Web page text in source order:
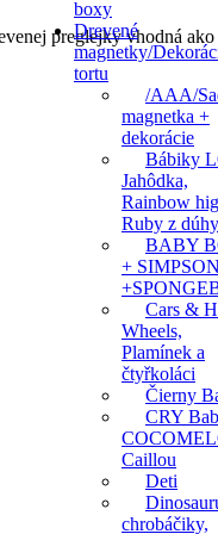
boxy
Drevené
magnetky/
tortu
/AAA/
magnetka +
dekorácie
Bábiky
Jahôdka,
Rainbow
Ruby z dúhy
BABY
+ SIMPSON
Cars &
Wheels,
Plamínek a
čtyřkoláci
Čierny
CRY
Caillou
Deti
chrobáčiky,
preglejky vhodná